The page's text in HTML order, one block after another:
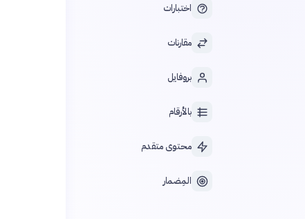
اختبارات
مقارنات
بروفايل
بالأرقام
محتوى متقدم
المِضمار